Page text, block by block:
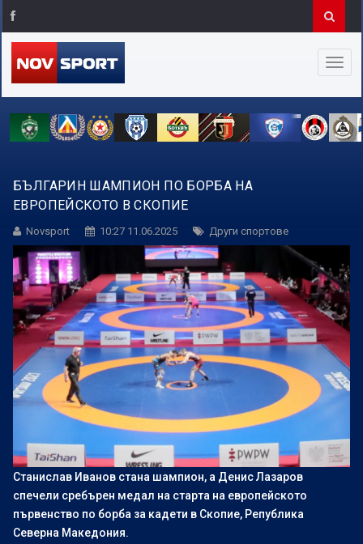
БЪЛГАРИН ШАМПИОН ПО БОРБА НА
ЕВРОПЕЙСКОТО В СКОПИЕ
Novsport 10:27 11.06.2025 Други спортове
Станислав Иванов стана шампион, а Денис Лазаров
спечели сребърен медал на старта на европейското
първенство по борба за кадети в Скопие, Република
Северна Македония.